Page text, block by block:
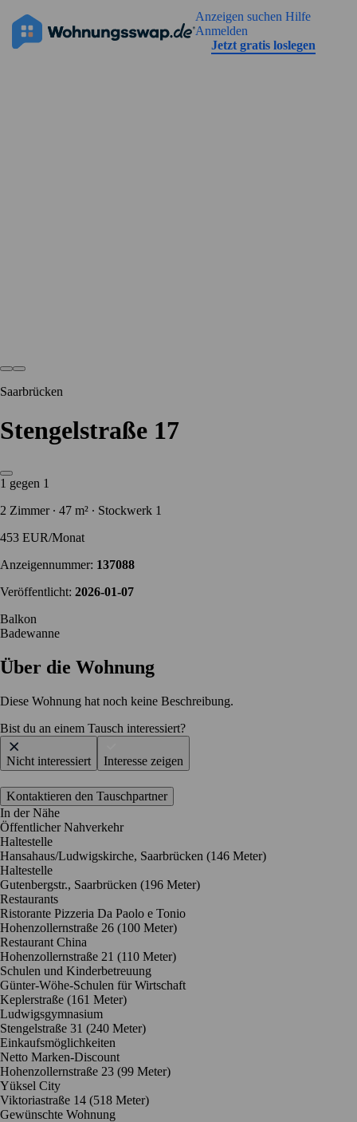
Anzeigen suchen Hilfe
Anmelden
Jetzt gratis loslegen
Die Anzeige hat noch keine Bilder
Straßenansicht
Saarbrücken
Stengelstraße 17
1 gegen 1
2 Zimmer ∙ 47 m² ∙ Stockwerk 1
453 EUR/Monat
Anzeigennummer: 137088
Veröffentlicht: 2026-01-07
Balkon
Badewanne
Über die Wohnung
Diese Wohnung hat noch keine Beschreibung.
Bist du an einem Tausch interessiert?
Nicht interessiert Interesse zeigen
Kontaktieren den Tauschpartner
In der Nähe
Öffentlicher Nahverkehr
Haltestelle
Hansahaus/Ludwigskirche, Saarbrücken (146 Meter)
Haltestelle
Gutenbergstr., Saarbrücken (196 Meter)
Restaurants
Ristorante Pizzeria Da Paolo e Tonio
Hohenzollernstraße 26 (100 Meter)
Restaurant China
Hohenzollernstraße 21 (110 Meter)
Schulen und Kinderbetreuung
Günter-Wöhe-Schulen für Wirtschaft
Keplerstraße (161 Meter)
Ludwigsgymnasium
Stengelstraße 31 (240 Meter)
Einkaufsmöglichkeiten
Netto Marken-Discount
Hohenzollernstraße 23 (99 Meter)
Yüksel City
Viktoriastraße 14 (518 Meter)
Gewünschte Wohnung